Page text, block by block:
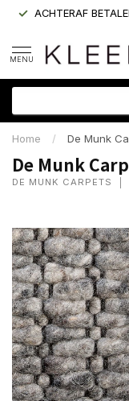
ACHTERAF
MENU
Home / De Munk
De Munk
DE MUNK CARPETS